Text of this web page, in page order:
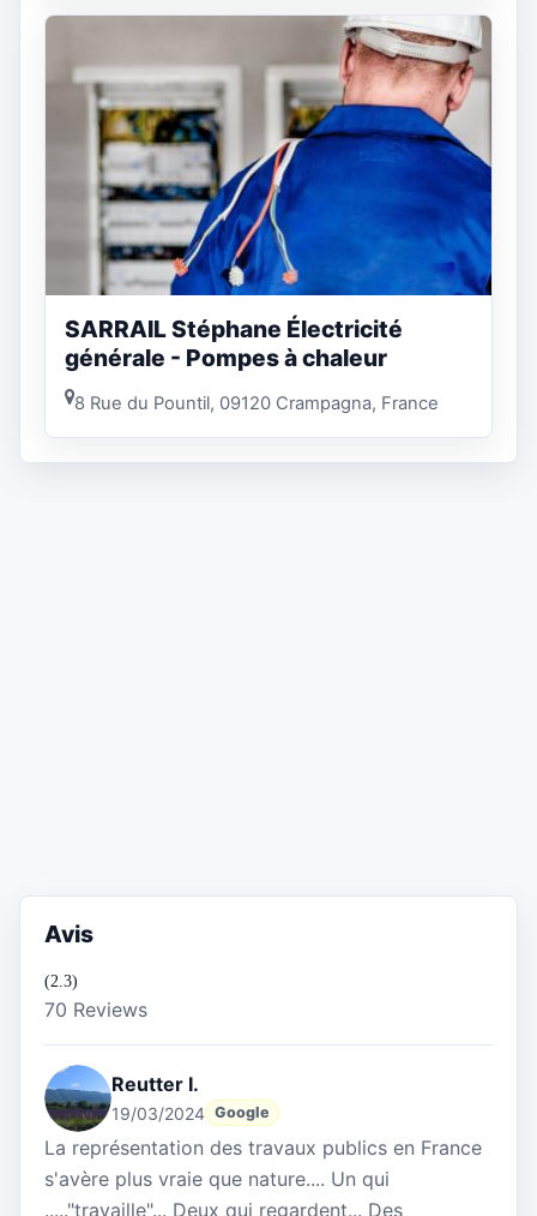
SARRAIL Stéphane Électricité
générale - Pompes à chaleur
8 Rue du Pountil, 09120 Crampagna, France
Avis
(2.3)
70 Reviews
Reutter I.
19/03/2024 Google
La représentation des travaux publics en France
s'avère plus vraie que nature.... Un qui
....."travaille"... Deux qui regardent... Des